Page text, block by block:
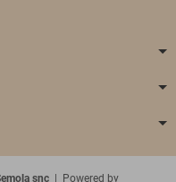
snc | Powered by